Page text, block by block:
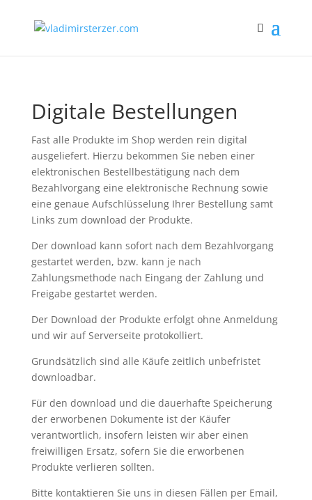
Digitale Bestellungen
Fast alle Produkte im Shop werden rein digital
ausgeliefert. Hierzu bekommen Sie neben einer
elektronischen Bestellbestätigung nach dem
Bezahlvorgang eine elektronische Rechnung sowie
eine genaue Aufschlüsselung Ihrer Bestellung samt
Links zum download der Produkte.
Der download kann sofort nach dem Bezahlvorgang
gestartet werden, bzw. kann je nach
Zahlungsmethode nach Eingang der Zahlung und
Freigabe gestartet werden.
Der Download der Produkte erfolgt ohne Anmeldung
und wir auf Serverseite protokolliert.
Grundsätzlich sind alle Käufe zeitlich unbefristet
downloadbar.
Für den download und die dauerhafte Speicherung
der erworbenen Dokumente ist der Käufer
verantwortlich, insofern leisten wir aber einen
freiwilligen Ersatz, sofern Sie die erworbenen
Produkte verlieren sollten.
Bitte kontaktieren Sie uns in diesen Fällen per Email,